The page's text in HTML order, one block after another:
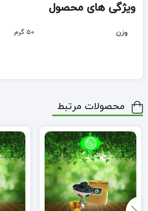
ویژگی های محصول
وزن 50 گرم
محصولات مرتبط